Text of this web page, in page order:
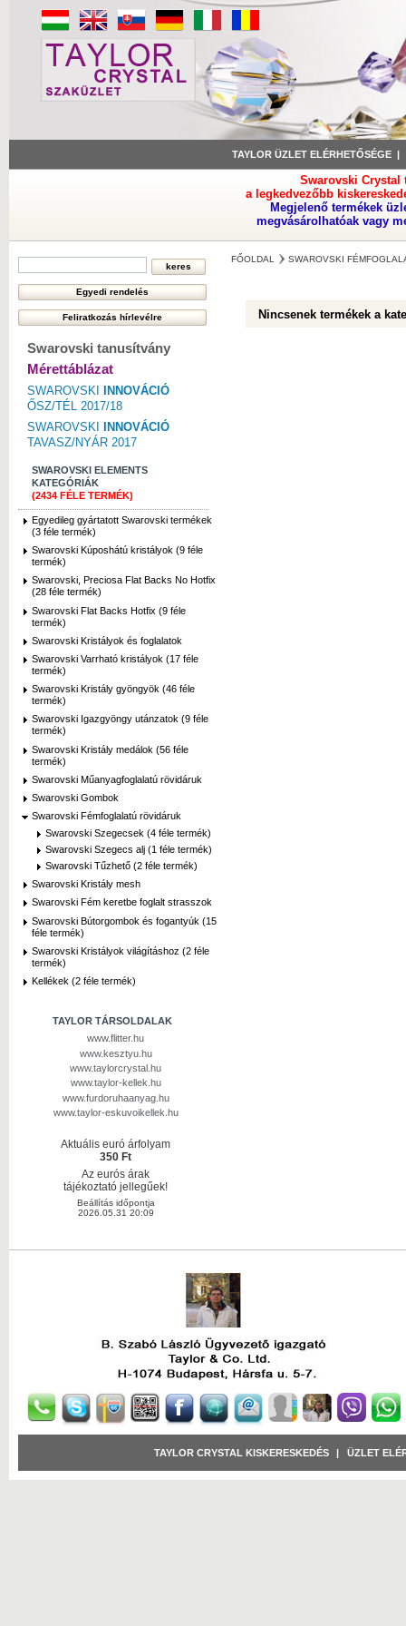
TAYLOR ÜZLET ELÉRHETŐSÉGE
Swarovski Crystal
a legkedvezőbb
Megjelenő termékek
megvásárolhatóak vagy
Swarovski tanusítvány
Mérettáblázat
SWAROVSKI
INNOVÁCIÓ
ŐSZ/TÉL 2017/18
SWAROVSKI
INNOVÁCIÓ
TAVASZ/NYÁR 2017
SWAROVSKI ELEMENTS
KATEGÓRIÁK
(2434 FÉLE TERMÉK)
Egyedileg gyártatott Swarovski termékek
(3 féle termék)
Swarovski Kúposhátú kristályok (9 féle
termék)
Swarovski, Preciosa Flat Backs No Hotfix
(28 féle termék)
Swarovski Flat Backs Hotfix (9 féle
termék)
Swarovski Kristályok és foglalatok
Swarovski Varrható kristályok (17 féle
termék)
Swarovski Kristály gyöngyök (46 féle
termék)
Swarovski Igazgyöngy utánzatok (9 féle
termék)
Swarovski Kristály medálok (56 féle
termék)
Swarovski Műanyagfoglalatú rövidáruk
Swarovski Gombok
Swarovski Fémfoglalatú rövidáruk
Swarovski Szegecsek (4 féle termék)
Swarovski Szegecs alj (1 féle termék)
Swarovski Tűzhető (2 féle termék)
Swarovski Kristály mesh
Swarovski Fém keretbe foglalt strasszok
Swarovski Bútorgombok és fogantyúk (15
féle termék)
Swarovski Kristályok világításhoz (2 féle
termék)
Kellékek (2 féle termék)
TAYLOR TÁRSOLDALAK
www.flitter.hu
www.kesztyu.hu
www.taylorcrystal.hu
www.taylor-kellek.hu
www.furdoruhaanyag.hu
www.taylor-eskuvoikellek.hu
Aktuális euró árfolyam
350 Ft
Az eurós árak
tájékoztató jellegűek!
Beállítás időpontja
2026.05.31 20:09
FŐOLDAL SWAROVSKI
Nincsenek termékek a
TAYLOR CRYSTAL KISKERESKEDÉS ÜZLET